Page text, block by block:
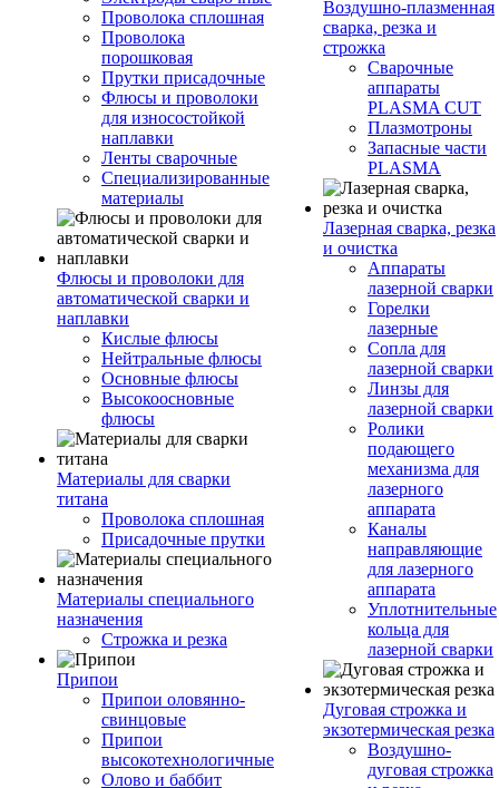
Проволока сплошная
Проволока
порошковая
Прутки присадочные
Флюсы и проволоки
для износостойкой
наплавки
Ленты сварочные
Специализированные
материалы
Флюсы и проволоки для
автоматической сварки и
наплавки
Кислые флюсы
Нейтральные флюсы
Основные флюсы
Высокоосновные
флюсы
Материалы для сварки
титана
Проволока сплошная
Присадочные прутки
Материалы специального
назначения
Строжка и резка
Припои
Припои оловянно-
свинцовые
Припои
высокотехнологичные
Олово и баббит
Воздушно-плазменная
сварка, резка и
строжка
Сварочные
аппараты
PLASMA CUT
Плазмотроны
Запасные части
PLASMA
Лазерная сварка, резка
и очистка
Аппараты
лазерной сварки
Горелки
лазерные
Сопла для
лазерной сварки
Линзы для
лазерной сварки
Ролики
подающего
механизма для
лазерного
аппарата
Каналы
направляющие
для лазерного
аппарата
Уплотнительные
кольца для
лазерной сварки
Дуговая строжка и
экзотермическая резка
Воздушно-
дуговая строжка